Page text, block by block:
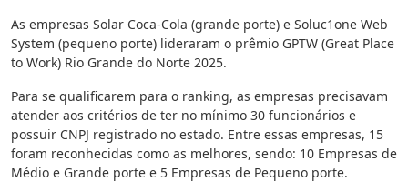
As empresas Solar Coca-Cola (grande porte) e Soluc1one Web
System (pequeno porte) lideraram o prêmio GPTW (Great Place
to Work) Rio Grande do Norte 2025.
Para se qualificarem para o ranking, as empresas precisavam
atender aos critérios de ter no mínimo 30 funcionários e
possuir CNPJ registrado no estado. Entre essas empresas, 15
foram reconhecidas como as melhores, sendo: 10 Empresas de
Médio e Grande porte e 5 Empresas de Pequeno porte.